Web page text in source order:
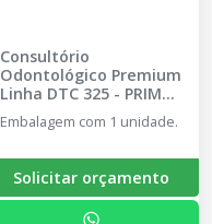
Consultório
Odontológico Premium
Linha DTC 325 - PRIME
WELT
Embalagem com 1 unidade.
Solicitar orçamento